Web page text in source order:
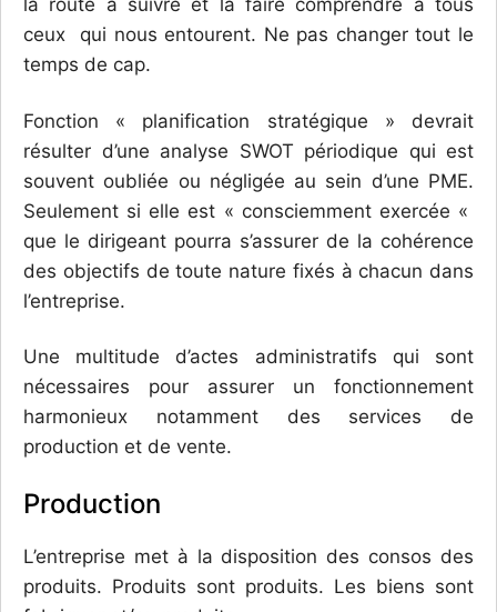
ceux qui nous entourent. Ne pas changer tout le
temps de cap.
Fonction « planification stratégique » devrait
résulter d’une analyse SWOT périodique qui est
souvent oubliée ou négligée au sein d’une PME.
Seulement si elle est « consciemment exercée «
que le dirigeant pourra s’assurer de la cohérence
des objectifs de toute nature fixés à chacun dans
l’entreprise.
Une multitude d’actes administratifs qui sont
nécessaires pour assurer un fonctionnement
harmonieux notamment des services de
production et de vente.
Production
L’entreprise met à la disposition des consos des
produits. Produits sont produits. Les biens sont